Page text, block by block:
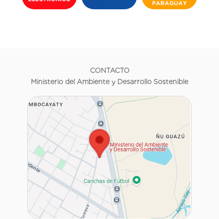
CONTACTO
Ministerio del Ambiente y Desarrollo Sostenible